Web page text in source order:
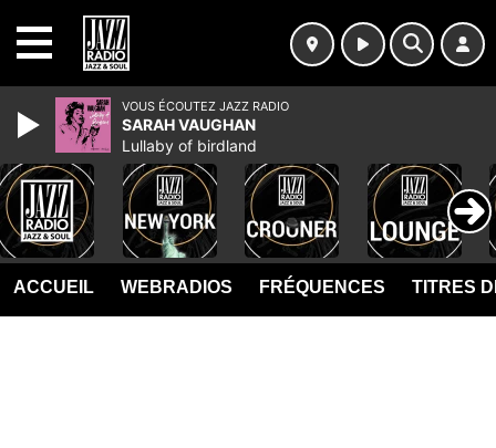
ACCUEIL WEBRADIOS FRÉQUENCES TITRES
VOUS ÉCOUTEZ JAZZ RADIO
SARAH VAUGHAN
Lullaby of birdland